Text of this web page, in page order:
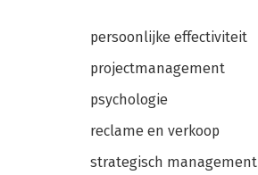
persoonlijke effectiviteit
projectmanagement
psychologie
reclame en verkoop
strategisch management